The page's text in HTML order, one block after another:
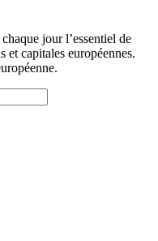
jour l’essentiel de
et capitales européennes.